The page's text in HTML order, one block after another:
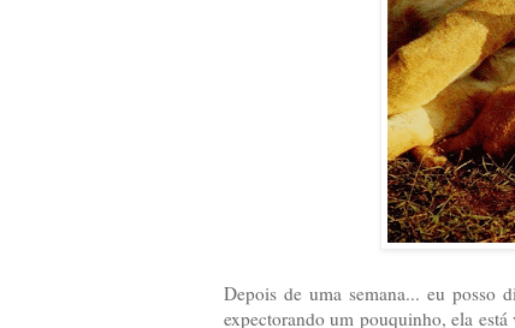
Depois de uma semana... eu posso
expectorando um pouquinho, ela